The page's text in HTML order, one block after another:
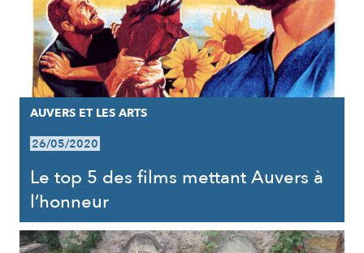
AUVERS ET LES ARTS
26/05/2020
Le top 5 des films mettant Auvers à
l’honneur